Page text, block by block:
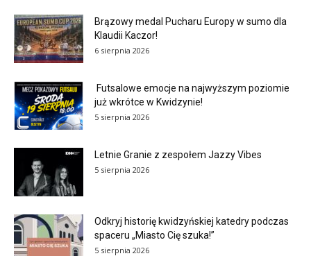
Brązowy medal Pucharu Europy w sumo dla
Klaudii Kaczor!
6 sierpnia 2026
Futsalowe emocje na najwyższym poziomie
już wkrótce w Kwidzynie!
5 sierpnia 2026
Letnie Granie z zespołem Jazzy Vibes
5 sierpnia 2026
Odkryj historię kwidzyńskiej katedry podczas
spaceru „Miasto Cię szuka!”
5 sierpnia 2026